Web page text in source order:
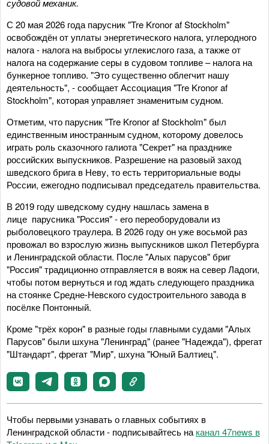
судовой механик.
С 20 мая 2026 года парусник "Tre Kronor af Stockholm"
освобождён от уплаты энергетического налога, углеродного
налога - налога на выбросы углекислого газа, а также от
налога на содержание серы в судовом топливе – налога на
бункерное топливо. "Это существенно облегчит нашу
деятельность", - сообщает Ассоциация "Tre Kronor af
Stockholm", которая управляет знаменитым судном.
Отметим, что парусник "Tre Kronor af Stockholm" был
единственным иностранным судном, которому довелось
играть роль сказочного галиота "Секрет" на празднике
российских выпускников. Разрешение на разовый заход
шведского брига в Неву, то есть территориальные воды
России, ежегодно подписывал председатель правительства.
В 2019 году шведскому судну нашлась замена в
лице парусника "Россия" - его переоборудовали из
рыболовецкого траулера. В 2026 году он уже восьмой раз
провожал во взрослую жизнь выпускников школ Петербурга
и Ленинградской области. После "Алых парусов" бриг
"Россия" традиционно отправляется в вояж на север Ладоги,
чтобы потом вернуться и год ждать следующего праздника
на стоянке Средне-Невского судостроительного завода в
посёлке Понтонный.
Кроме "трёх корон" в разные годы главными судами "Алых
Парусов" были шхуна "Ленинград" (ранее "Надежда"), фрегат
"Штандарт", фрегат "Мир", шхуна "Юный Балтиец".
Чтобы первыми узнавать о главных событиях в
Ленинградской области - подписывайтесь на канал 47news в